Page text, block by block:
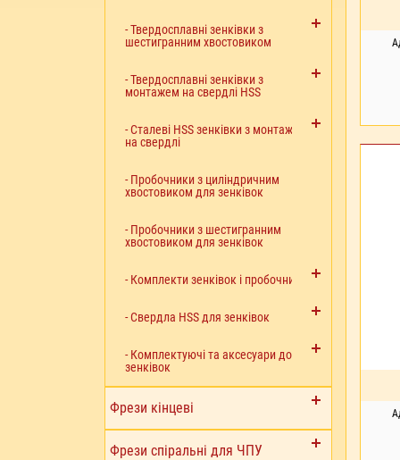
- Твердосплавні зенківки з
шестигранним хвостовиком
- Твердосплавні зенківки з
монтажем на свердлі HSS
- Сталеві HSS зенківки з монтажем
на свердлі
- Пробочники з циліндричним
хвостовиком для зенківок
- Пробочники з шестигранним
хвостовиком для зенківок
- Комплекти зенківок і пробочників
- Свердла HSS для зенківок
- Комплектуючі та аксесуари до
зенківок
Фрези кінцеві
Фрези спіральні для ЧПУ